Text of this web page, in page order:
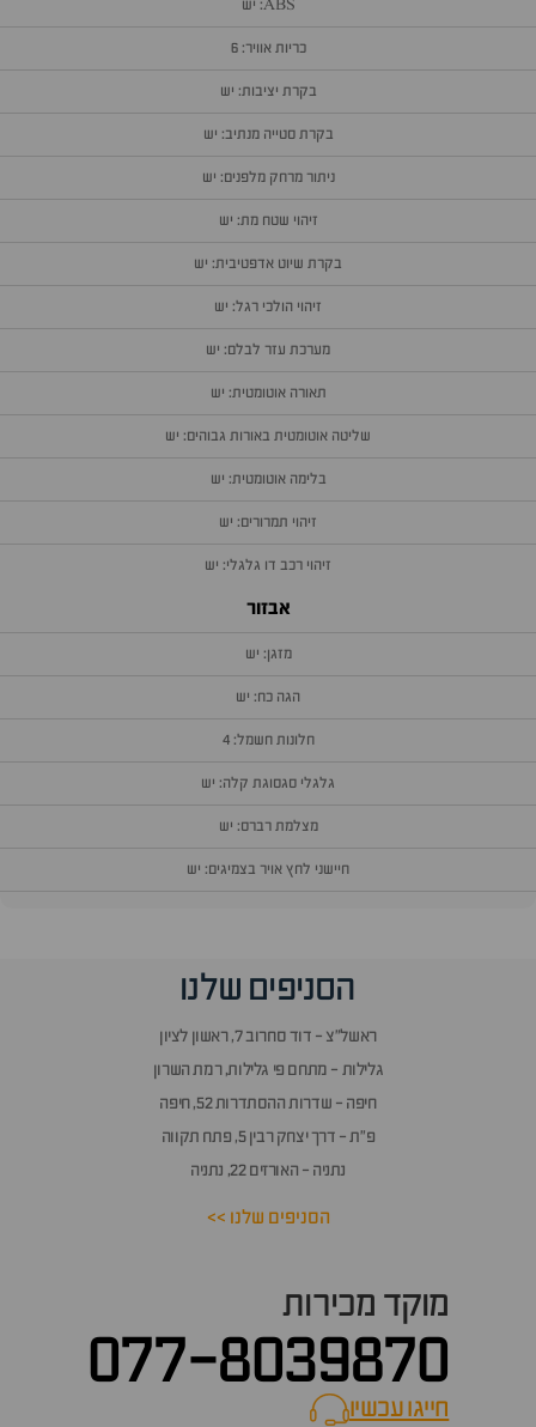
ABS: יש
כריות אוויר: 6
בקרת יציבות: יש
בקרת סטייה מנתיב: יש
ניתור מרחק מלפנים: יש
זיהוי שטח מת: יש
בקרת שיוט אדפטיבית: יש
זיהוי הולכי רגל: יש
מערכת עזר לבלם: יש
תאורה אוטומטית: יש
שליטה אוטומטית באורות גבוהים: יש
בלימה אוטומטית: יש
זיהוי תמרורים: יש
זיהוי רכב דו גלגלי: יש
אבזור
מזגן: יש
הגה כח: יש
חלונות חשמל: 4
גלגלי סגסוגת קלה: יש
מצלמת רברס: יש
חיישני לחץ אויר בצמיגים: יש
הסניפים שלנו
ראשל״צ - דוד סחרוב 7, ראשון לציון
גלילות - מתחם פי גלילות, רמת השרון
חיפה - שדרות ההסתדרות 52, חיפה
פ״ת - דרך יצחק רבין 5, פתח תקווה
נתניה - האורזים 22, נתניה
הסניפים שלנו >>
מוקד מכירות
077-8039870
חייגו עכשיוcall now